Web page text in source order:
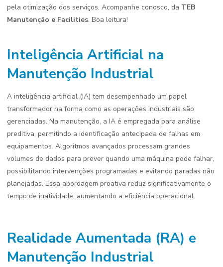
pela otimização dos serviços. Acompanhe conosco, da TEB
Manutenção e Facilities. Boa leitura!
Inteligência Artificial na
Manutenção Industrial
A inteligência artificial (IA) tem desempenhado um papel
transformador na forma como as operações industriais são
gerenciadas. Na manutenção, a IA é empregada para análise
preditiva, permitindo a identificação antecipada de falhas em
equipamentos. Algoritmos avançados processam grandes
volumes de dados para prever quando uma máquina pode falhar,
possibilitando intervenções programadas e evitando paradas não
planejadas. Essa abordagem proativa reduz significativamente o
tempo de inatividade, aumentando a eficiência operacional.
Realidade Aumentada (RA) e
Manutenção Industrial